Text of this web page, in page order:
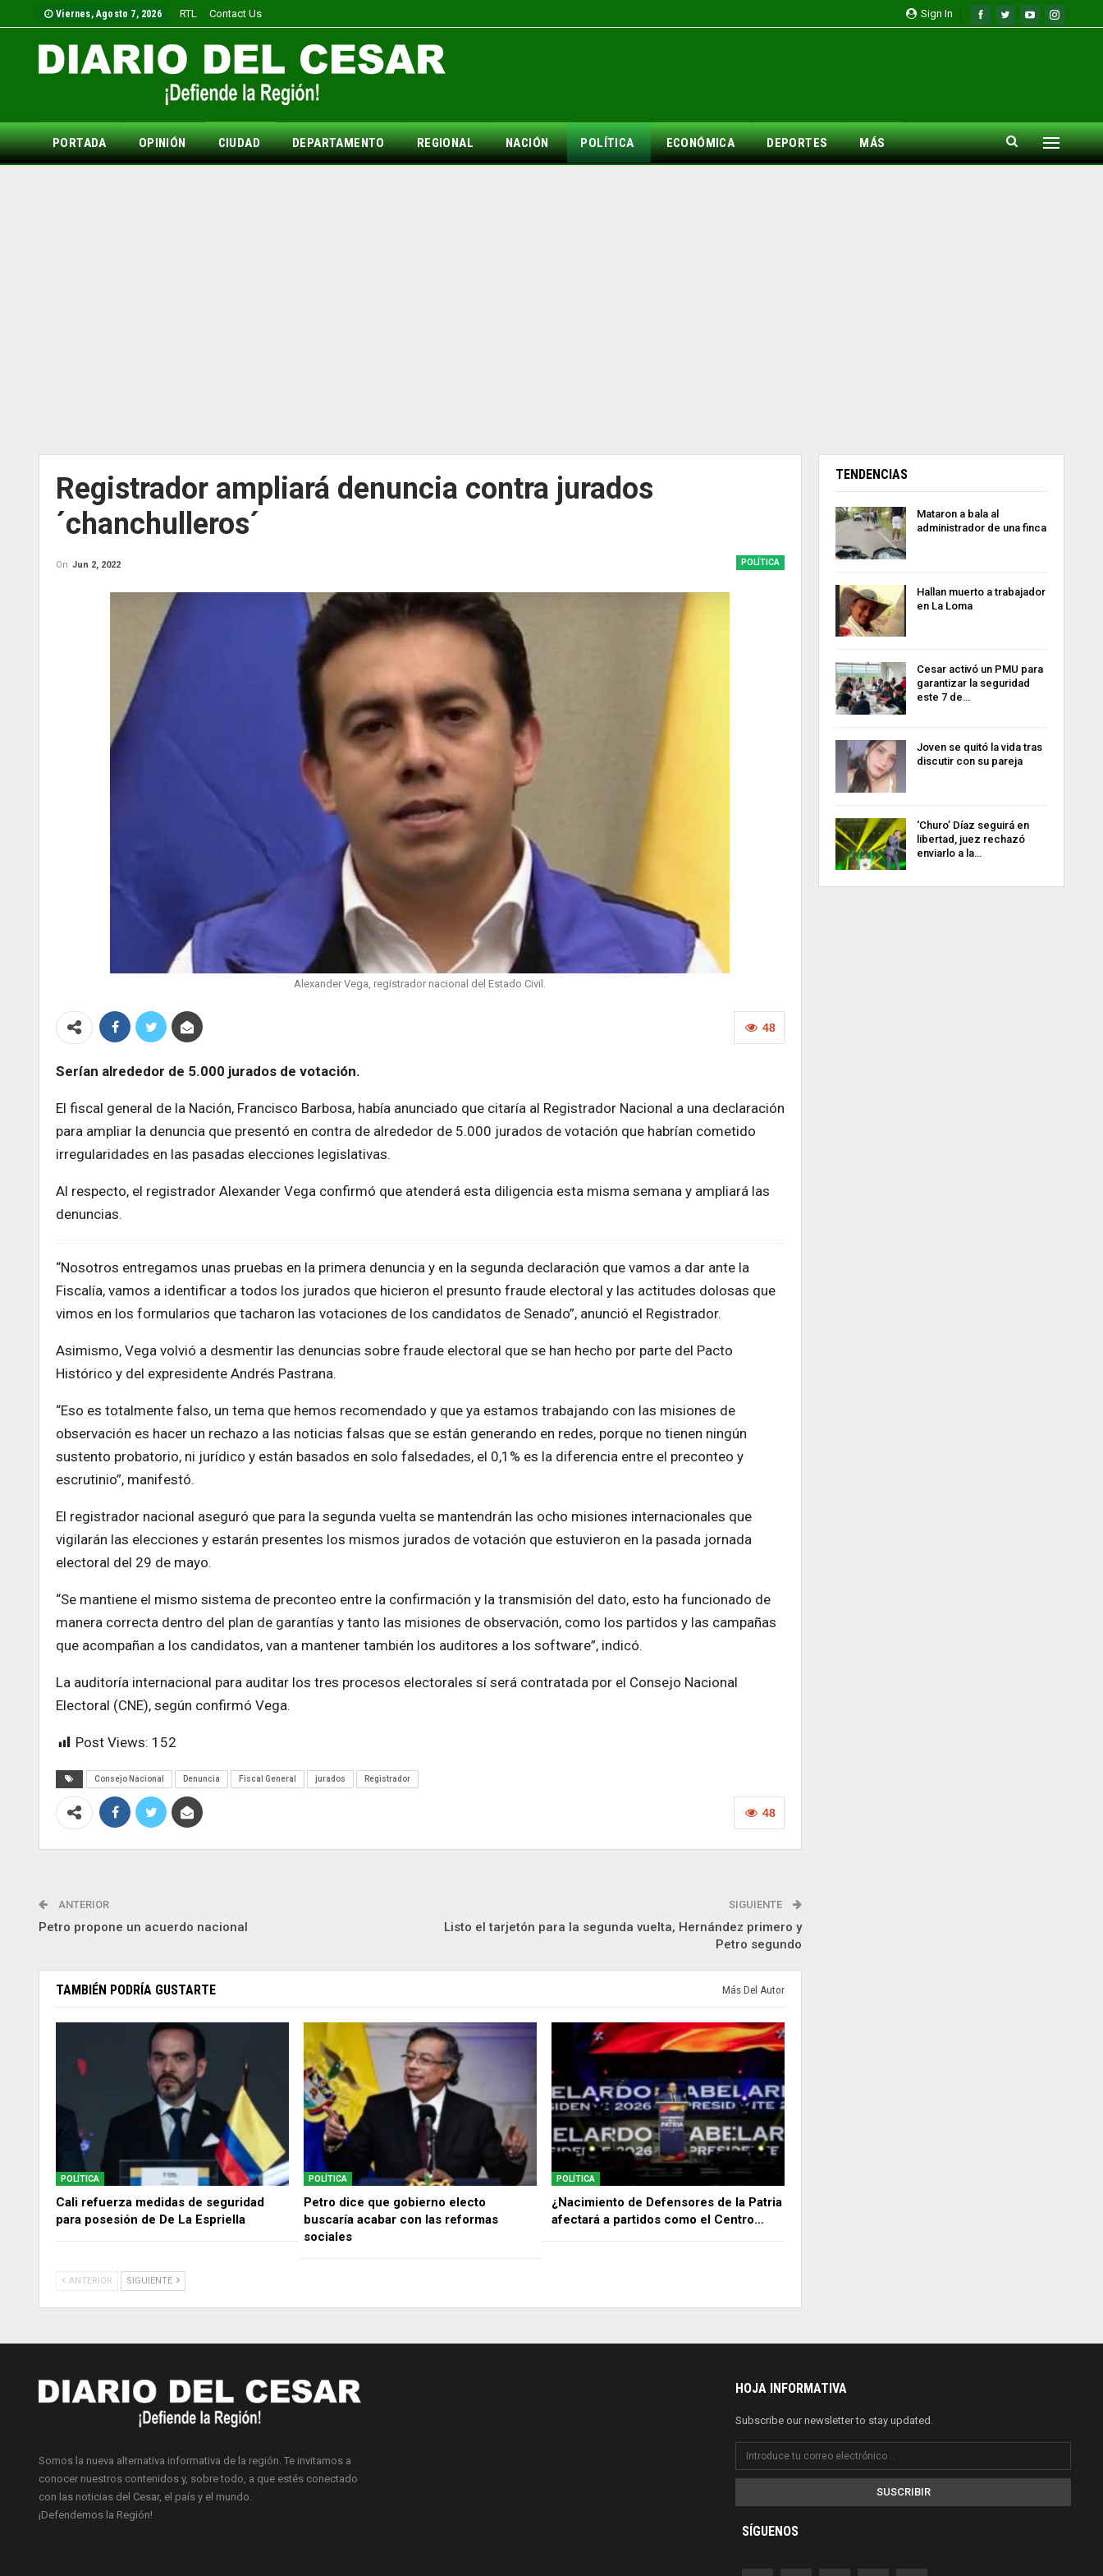
Sign In
Viernes, Agosto 7, 2026 RTL Contact Us
PORTADA OPINIÓN CIUDAD DEPARTAMENTO REGIONAL NACIÓN POLÍTICA ECONÓMICA DEPORTES MÁS
Registrador ampliará denuncia contra jurados
´chanchulleros´
POLÍTICA
On Jun 2, 2022
Alexander Vega, registrador nacional del Estado Civil.
48
Serían alrededor de 5.000 jurados de votación.
El fiscal general de la Nación, Francisco Barbosa, había anunciado que citaría al Registrador Nacional a una declaración
para ampliar la denuncia que presentó en contra de alrededor de 5.000 jurados de votación que habrían cometido
irregularidades en las pasadas elecciones legislativas.
Al respecto, el registrador Alexander Vega confirmó que atenderá esta diligencia esta misma semana y ampliará las
denuncias.
“Nosotros entregamos unas pruebas en la primera denuncia y en la segunda declaración que vamos a dar ante la
Fiscalía, vamos a identificar a todos los jurados que hicieron el presunto fraude electoral y las actitudes dolosas que
vimos en los formularios que tacharon las votaciones de los candidatos de Senado”, anunció el Registrador.
Asimismo, Vega volvió a desmentir las denuncias sobre fraude electoral que se han hecho por parte del Pacto
Histórico y del expresidente Andrés Pastrana.
“Eso es totalmente falso, un tema que hemos recomendado y que ya estamos trabajando con las misiones de
observación es hacer un rechazo a las noticias falsas que se están generando en redes, porque no tienen ningún
sustento probatorio, ni jurídico y están basados en solo falsedades, el 0,1% es la diferencia entre el preconteo y
escrutinio”, manifestó.
El registrador nacional aseguró que para la segunda vuelta se mantendrán las ocho misiones internacionales que
vigilarán las elecciones y estarán presentes los mismos jurados de votación que estuvieron en la pasada jornada
electoral del 29 de mayo.
“Se mantiene el mismo sistema de preconteo entre la confirmación y la transmisión del dato, esto ha funcionado de
manera correcta dentro del plan de garantías y tanto las misiones de observación, como los partidos y las campañas
que acompañan a los candidatos, van a mantener también los auditores a los software”, indicó.
La auditoría internacional para auditar los tres procesos electorales sí será contratada por el Consejo Nacional
Electoral (CNE), según confirmó Vega.
Post Views: 152
Consejo Nacional Denuncia Fiscal General jurados Registrador
48
ANTERIOR
Petro propone un acuerdo nacional
SIGUIENTE
Listo el tarjetón para la segunda vuelta, Hernández primero y
Petro segundo
TAMBIÉN PODRÍA GUSTARTE Más Del Autor
POLÍTICA
Cali refuerza medidas de seguridad
para posesión de De La Espriella
POLÍTICA
Petro dice que gobierno electo
buscaría acabar con las reformas
sociales
POLÍTICA
¿Nacimiento de Defensores de la Patria
afectará a partidos como el Centro…
ANTERIOR SIGUIENTE
TENDENCIAS
Mataron a bala al
administrador de una finca
Hallan muerto a trabajador
en La Loma
Cesar activó un PMU para
garantizar la seguridad
este 7 de…
Joven se quitó la vida tras
discutir con su pareja
‘Churo’ Díaz seguirá en
libertad, juez rechazó
enviarlo a la…
Somos la nueva alternativa informativa de la región. Te invitamos a
conocer nuestros contenidos y, sobre todo, a que estés conectado
con las noticias del Cesar, el país y el mundo.
¡Defendemos la Región!
HOJA INFORMATIVA
Subscribe our newsletter to stay updated.
SUSCRIBIR
SÍGUENOS